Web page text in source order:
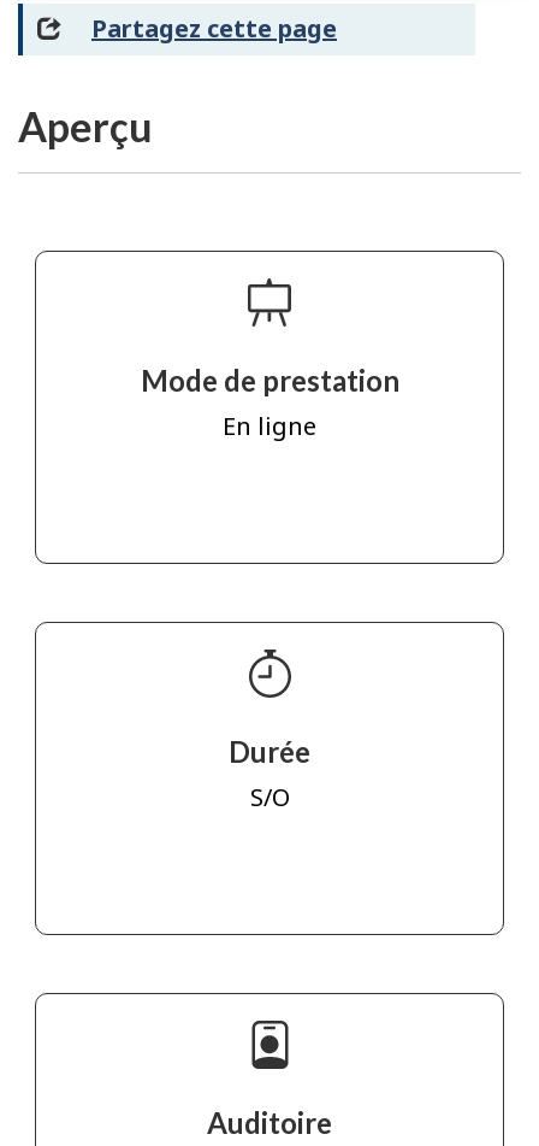
Partagez cette page
Aperçu
Mode de prestation
En ligne
Durée
S/O
Auditoire